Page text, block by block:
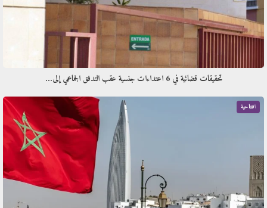
تحقيقات قضائية في 6 اعتداءات جنسية عقب التدفق الجماعي إلى…
افتتاحية